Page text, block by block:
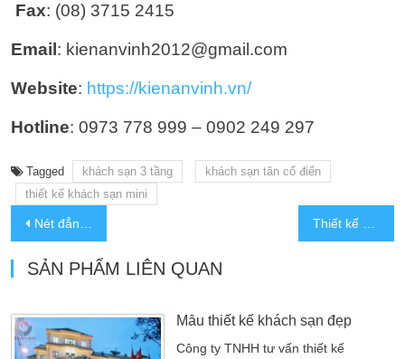
Fax: (08) 3715 2415
Email : kienanvinh2012@gmail.com
Website: https://kienanvinh.vn/
Hotline: 0973 778 999 – 0902 249 297
Tagged khách sạn 3 tầng
khách sạn tân cổ điển
thiết kế khách sạn mini
Nét đẳng cấp của bản thiết kế mẫu khách sạn hiện đại 2 mặt tiền Thiết kế khách sạn tân cổ điển 9x20m
SẢN PHẨM LIÊN QUAN
Mẫu thiết kế khách sạn đẹp
Công ty TNHH tư vấn thiết kế